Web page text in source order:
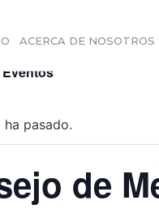
ACERCA DE NOSOTROS
list-event-description
ha pasado.
de